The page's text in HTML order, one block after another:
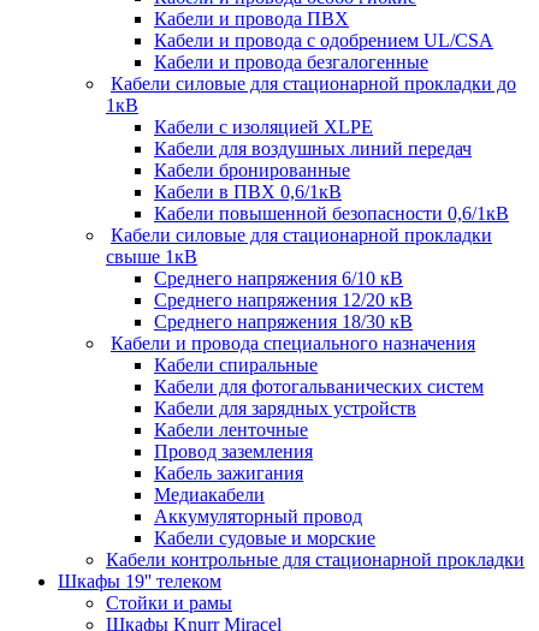
Кабели и провода ПВХ
Кабели и провода с одобрением UL/CSA
Кабели и провода безгалогенные
Кабели силовые для стационарной прокладки до
1кВ
Кабели c изоляцией XLPE
Кабели для воздушных линий передач
Кабели бронированные
Кабели в ПВХ 0,6/1кВ
Кабели повышенной безопасности 0,6/1кВ
Кабели силовые для стационарной прокладки
свыше 1кВ
Среднего напряжения 6/10 кВ
Среднего напряжения 12/20 кВ
Среднего напряжения 18/30 кВ
Кабели и провода специального назначения
Кабели спиральные
Кабели для фотогальванических систем
Кабели для зарядных устройств
Кабели ленточные
Провод заземления
Кабель зажигания
Медиакабели
Аккумуляторный провод
Кабели судовые и морские
Кабели контрольные для стационарной прокладки
Шкафы 19'' телеком
Стойки и рамы
Шкафы Knurr Miracel